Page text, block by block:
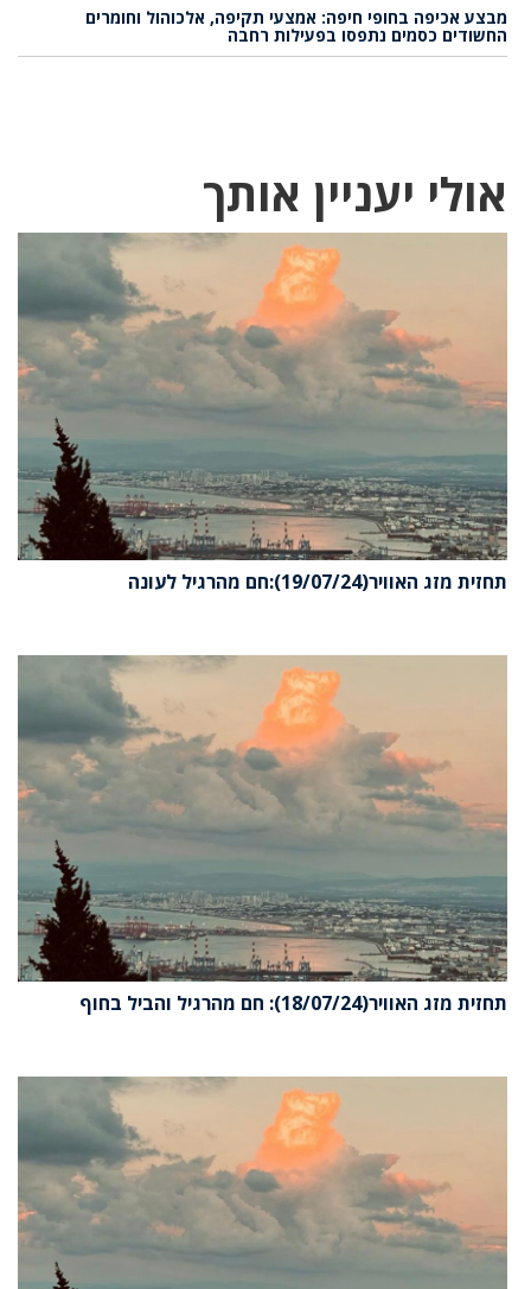
מבצע אכיפה בחופי חיפה: אמצעי תקיפה, אלכוהול וחומרים
החשודים כסמים נתפסו בפעילות רחבה
אולי יעניין אותך
תחזית מזג האוויר(19/07/24):חם מהרגיל לעונה
תחזית מזג האוויר(18/07/24): חם מהרגיל והביל בחוף